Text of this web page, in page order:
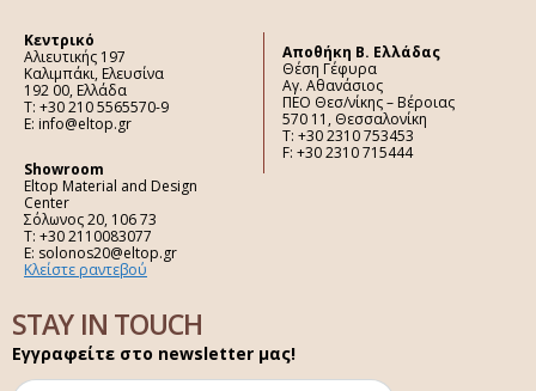
Κεντρικό
Αλιευτικής 197
Καλιμπάκι, Ελευσίνα
192 00, Ελλάδα
Τ: +30 210 5565570-9
E: info@eltop.gr
Showroom
Eltop Material and Design
Center
Σόλωνος 20, 106 73
Τ: +30 2110083077
E: solonos20@eltop.gr
Κλείστε ραντεβού
Aποθήκη Β. Ελλάδας
Θέση Γέφυρα
Αγ. Αθανάσιος
ΠΕΟ Θεσ/νίκης – Βέροιας
570 11, Θεσσαλονίκη
Τ: +30 2310 753453
F: +30 2310 715444
STAY IN TOUCH
Εγγραφείτε στο newsletter μας!